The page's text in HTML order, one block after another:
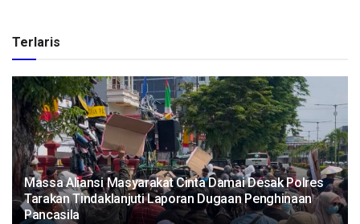
Terlaris
Massa Aliansi Masyarakat Cinta Damai Desak Polres
Tarakan Tindaklanjuti Laporan Dugaan Penghinaan
Pancasila